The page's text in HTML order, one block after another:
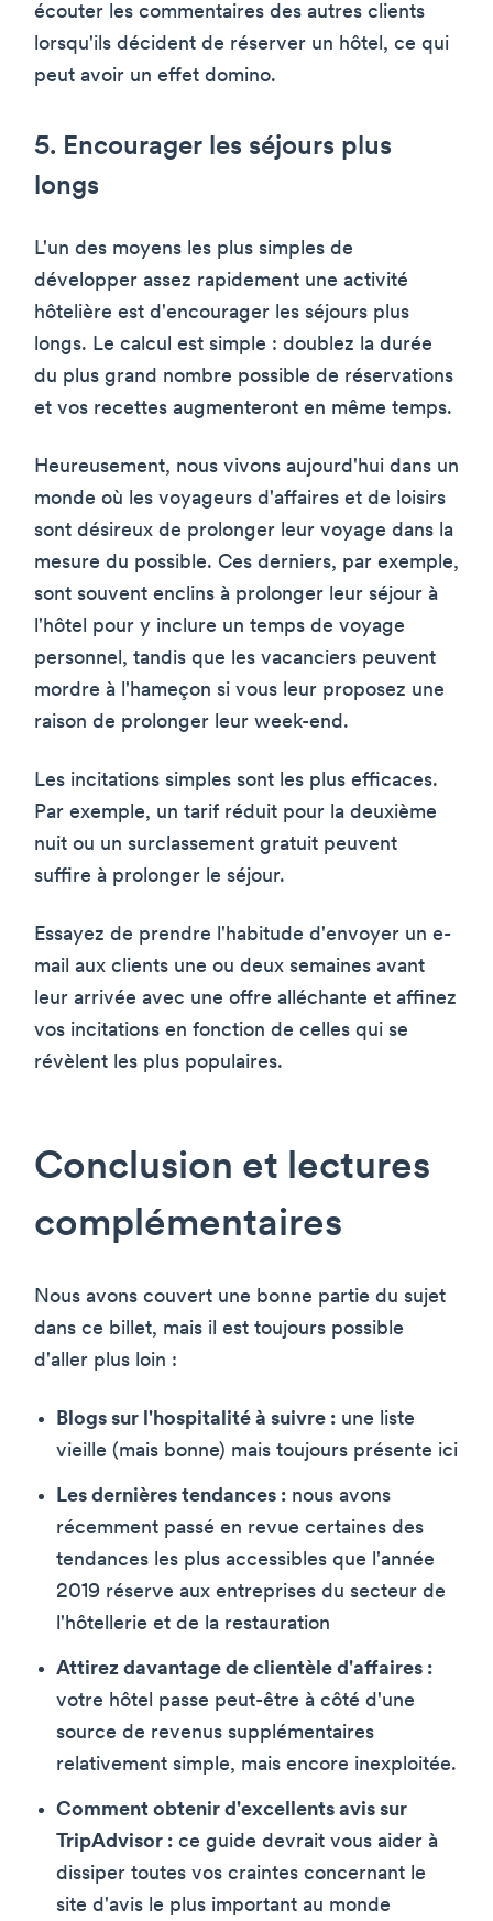
écouter les commentaires des autres clients
lorsqu'ils décident de réserver un hôtel, ce qui
peut avoir un effet domino.
5. Encourager les séjours plus
longs
L'un des moyens les plus simples de
développer assez rapidement une activité
hôtelière est d'encourager les séjours plus
longs. Le calcul est simple : doublez la durée
du plus grand nombre possible de réservations
et vos recettes augmenteront en même temps.
Heureusement, nous vivons aujourd'hui dans un
monde où les voyageurs d'affaires et de loisirs
sont désireux de prolonger leur voyage dans la
mesure du possible. Ces derniers, par exemple,
sont souvent enclins à prolonger leur séjour à
l'hôtel pour y inclure un temps de voyage
personnel, tandis que les vacanciers peuvent
mordre à l'hameçon si vous leur proposez une
raison de prolonger leur week-end.
Les incitations simples sont les plus efficaces.
Par exemple, un tarif réduit pour la deuxième
nuit ou un surclassement gratuit peuvent
suffire à prolonger le séjour.
Essayez de prendre l'habitude d'envoyer un e-
mail aux clients une ou deux semaines avant
leur arrivée avec une offre alléchante et affinez
vos incitations en fonction de celles qui se
révèlent les plus populaires.
Conclusion et lectures
complémentaires
Nous avons couvert une bonne partie du sujet
dans ce billet, mais il est toujours possible
d'aller plus loin :
Blogs sur l'hospitalité à suivre : une liste
vieille (mais bonne) mais toujours présente ici
Les dernières tendances : nous avons
récemment passé en revue certaines des
tendances les plus accessibles que l'année
2019 réserve aux entreprises du secteur de
l'hôtellerie et de la restauration
Attirez davantage de clientèle d'affaires :
votre hôtel passe peut-être à côté d'une
source de revenus supplémentaires
relativement simple, mais encore inexploitée.
Comment obtenir d'excellents avis sur
TripAdvisor : ce guide devrait vous aider à
dissiper toutes vos craintes concernant le
site d'avis le plus important au monde